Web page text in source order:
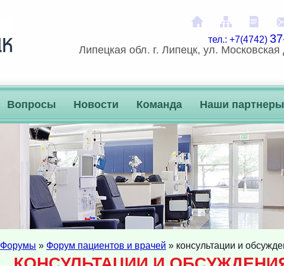
На главную
Карта
тел.: +7(4742)
Липецкая обл. г. Липецк, ул.
Вопросы Новости Команда Наши партнеры
Форумы » Форум пациентов и врачей » консультации и